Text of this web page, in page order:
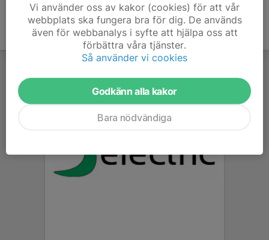
Vi använder oss av kakor (cookies) för att vår
webbplats ska fungera bra för dig. De används
även för webbanalys i syfte att hjälpa oss att
förbättra våra tjänster.
Så använder vi cookies
Godkänn alla kakor
Bara nödvändiga